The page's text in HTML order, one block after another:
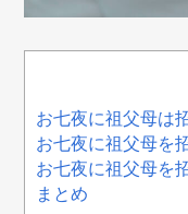
お七夜に祖父母は
お七夜に祖父母を
お七夜に祖父母を
まとめ